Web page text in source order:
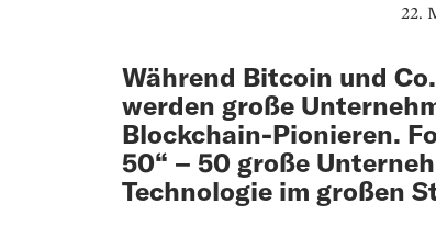
22.
Während Bitcoin und
werden große
Blockchain-Pionieren.
50“ – 50 große
Technologie im großen